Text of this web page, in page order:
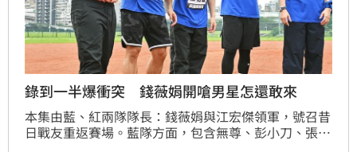
錄到一半爆衝突 錢薇娟開嗆男星怎還敢來
本集由藍、紅兩隊隊長：錢薇娟與江宏傑領軍，號召昔
日戰友重返賽場。藍隊方面，包含無尊、彭小刀、張庭